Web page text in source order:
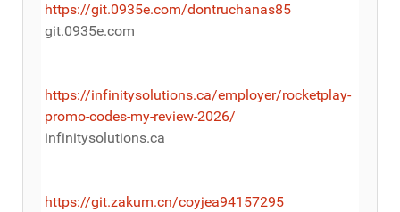
https://git.0935e.com/dontruchanas85
git.0935e.com
https://infinitysolutions.ca/employer/rocketplay-
promo-codes-my-review-2026/
infinitysolutions.ca
https://git.zakum.cn/coyjea94157295